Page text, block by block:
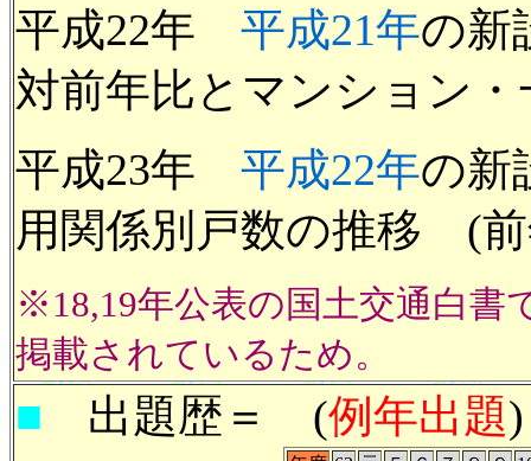
平成22年 平成21年の新
対前年比とマンション
平成23年 平成22年の新
用関係別戸数の推移 (
※18,19年公表の国土交通白書
掲載されているため。
■ 出題歴＝ (例年出題)